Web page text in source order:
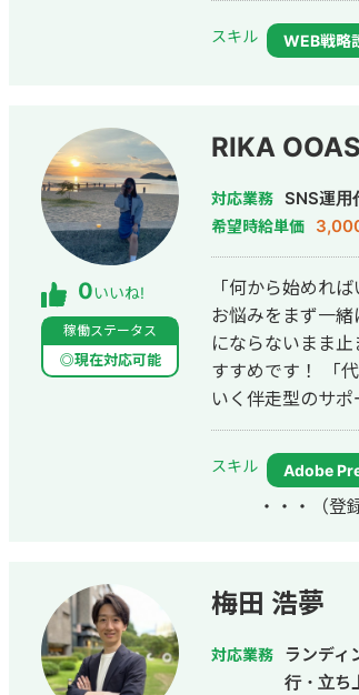
スキル WEB戦略
0いいね!
稼働ステータス
◎現在対応可能
RIKA
対応業務 SNS運用
希望時給単価
「何から始めれ
お悩みをまず一
にならないまま
すすめです！ 「
いく伴走型のサ
を大切に、長く続けら
め】 ・SNSを始
きているけど反
伝えたい
スキル Adobe
・・・ （登
梅田 浩夢
対応業務
ランディ
行・立ち